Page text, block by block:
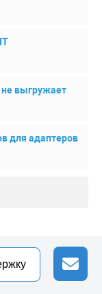
не выгружает
для адаптеров